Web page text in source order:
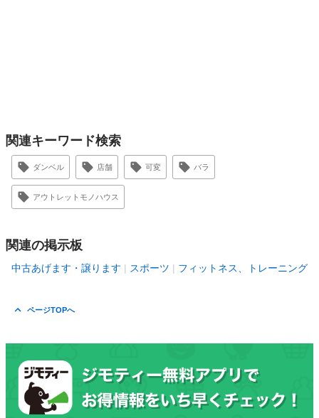
関連キーワード検索
ダンベル 店舗 可変 バラ
アウトレットモノハウス
関連の掲示板
中古あげます・譲ります スポーツ フィットネス、トレーニング
ページTOPへ